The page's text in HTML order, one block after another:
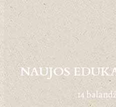
NAUJOS
14